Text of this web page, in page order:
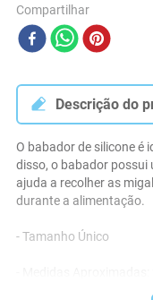
Compartilhar
Descrição do
O babador de silicone é
disso, o babador possui
ajuda a recolher as
durante a alimentação.
- Tamanho Único